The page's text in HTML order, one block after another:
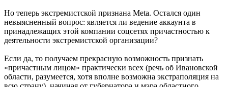
Но теперь экстремистской признана Meta. Остался один
невыясненный вопрос: является ли ведение аккаунта в
принадлежащих этой компании соцсетях причастностью к
деятельности экстремистской организации?
Если да, то получаем прекрасную возможность признать
«причастным лицом» практически всех (речь об Ивановской
области, разумеется, хотя вполне возможна экстраполяция на